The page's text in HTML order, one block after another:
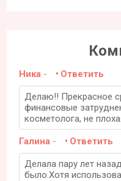
Ника - Ответить
Делаю!! Прекрасное
финансовые
косметолога, не
Галина - Ответить
Делала пару лет
было.Хотя